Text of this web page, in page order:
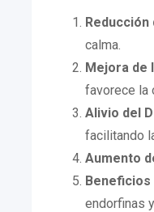
Reducción
calma.
Mejora de
favorece la
Alivio del
facilitando
Aumento
Beneficios
endorfinas